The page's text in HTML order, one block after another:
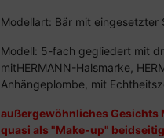
Modellart: Bär mit eingesetzter
Modell: 5-fach gegliedert mit
mitHERMANN-Halsmarke,
Anhängeplombe, mit
außergewöhnliches Gesichts
quasi als "Make-up"